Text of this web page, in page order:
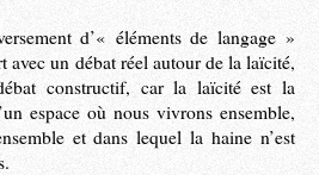
d’« éléments de langage »
avec un débat réel autour de la laïcité,
constructif, car la laïcité est la
espace où nous vivrons ensemble,
et dans lequel la haine n’est